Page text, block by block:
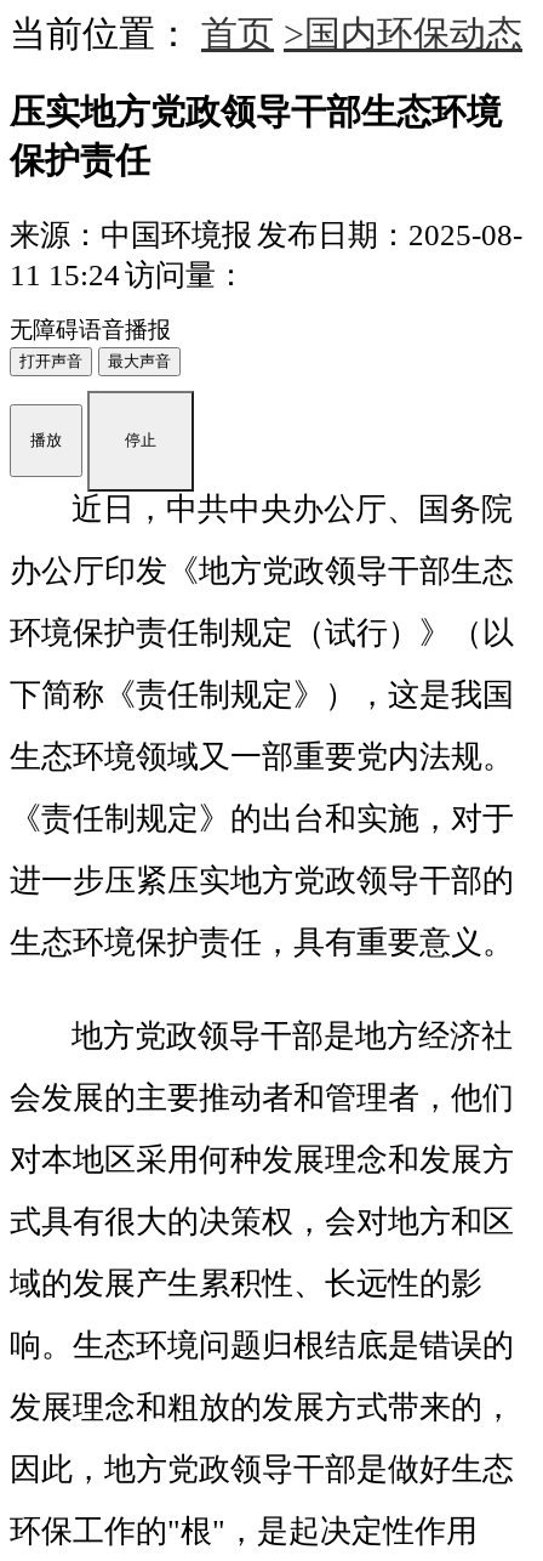
当前位置： 首页 >国内环保动态
压实地方党政领导干部生态环境
保护责任
来源：中国环境报 发布日期：2025-08-
11 15:24访问量：
无障碍语音播报
打开声音 最大声音
播放 停止
近日，中共中央办公厅、国务院
办公厅印发《地方党政领导干部生态
环境保护责任制规定（试行）》（以
下简称《责任制规定》），这是我国
生态环境领域又一部重要党内法规。
《责任制规定》的出台和实施，对于
进一步压紧压实地方党政领导干部的
生态环境保护责任，具有重要意义。
地方党政领导干部是地方经济社
会发展的主要推动者和管理者，他们
对本地区采用何种发展理念和发展方
式具有很大的决策权，会对地方和区
域的发展产生累积性、长远性的影
响。生态环境问题归根结底是错误的
发展理念和粗放的发展方式带来的，
因此，地方党政领导干部是做好生态
环保工作的"根"，是起决定性作用